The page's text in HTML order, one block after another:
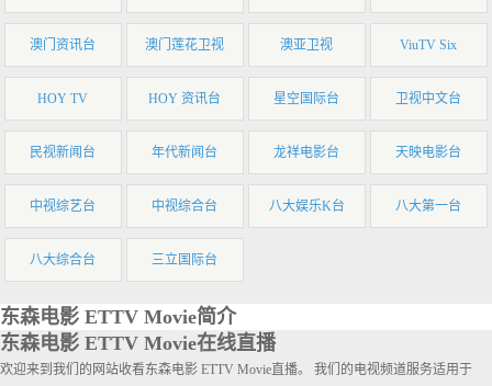
澳门资讯台 澳门莲花卫视 澳亚卫视 ViuTV Six
HOY TV HOY 资讯台 星空国际台 卫视中文台
民视新闻台 年代新闻台 龙祥电影台 天映电影台
中视综艺台 中视综合台 八大娱乐K台 八大第一台
八大综合台 三立国际台
东森电影 ETTV Movie简介
东森电影 ETTV Movie在线直播
欢迎来到我们的网站收看东森电影 ETTV Movie直播。 我们的电视频道服务适用于